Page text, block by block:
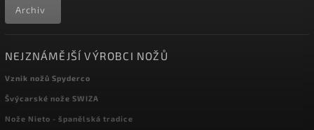
Archiv
NEJZNÁMĚJŠÍ VÝROBCI NOŽŮ
Vznik nožů Spyderco
Švýcarské nože SWIZA
Nože Nieto - španělská tradice